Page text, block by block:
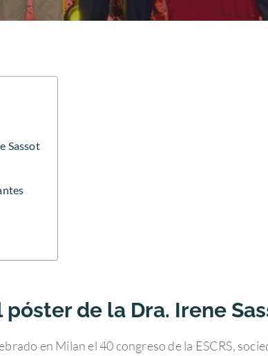
Sassot
póster de la Dra. Irene
en Milan el 40 congreso de la ESCRS,